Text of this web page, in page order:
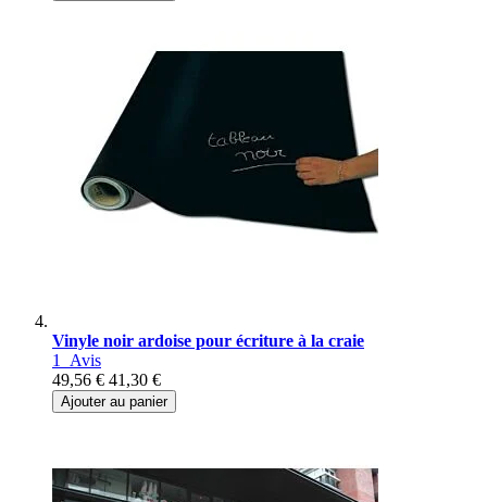
Vinyle noir ardoise pour écriture à la craie
1 Avis
49,56 € 41,30 €
Ajouter au panier